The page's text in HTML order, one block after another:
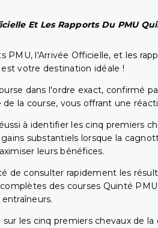
Et Les Rapports Du PMU
l'Arrivée Officielle, et les
votre destination idéale !
dans l'ordre exact, confirmé
la course, vous offrant une
à identifier les cinq premiers
substantiels lorsque la
leurs bénéfices.
de consulter rapidement les
des courses Quinté
les cinq premiers chevaux de